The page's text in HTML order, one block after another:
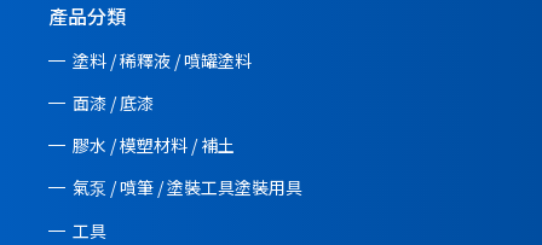
產品分類
塗料 / 稀釋液 / 噴罐塗料
面漆 / 底漆
膠水 / 模塑材料 / 補土
氣泵 / 噴筆 / 塗裝工具塗裝用具
工具